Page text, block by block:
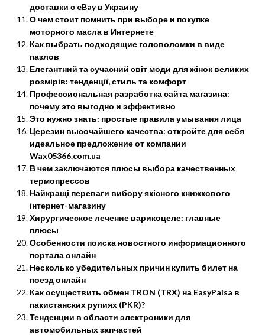
доставки с eBay в Украину
О чем стоит помнить при выборе и покупке
моторного масла в Интернете
Как выбрать подходящие головоломки в виде
пазлов
Елегантний та сучасний світ моди для жінок великих
розмірів: тенденції, стиль та комфорт
Профессиональная разработка сайта магазина:
почему это выгодно и эффективно
Это нужно знать: простые правила умывания лица
Церезин высочайшего качества: откройте для себя
идеальное предложение от компании
Wax05366.com.ua
В чем заключаются плюсы выбора качественных
термопрессов
Найкращі переваги вибору якісного книжкового
інтернет-магазину
Хирургическое лечение варикоцеле: главные
плюсы
Особенности поиска новостного информационного
портала онлайн
Несколько убедительных причин купить билет на
поезд онлайн
Как осуществить обмен TRON (TRX) на EasyPaisa в
пакистанских рупиях (PKR)?
Тенденции в области электроники для
автомобильных запчастей